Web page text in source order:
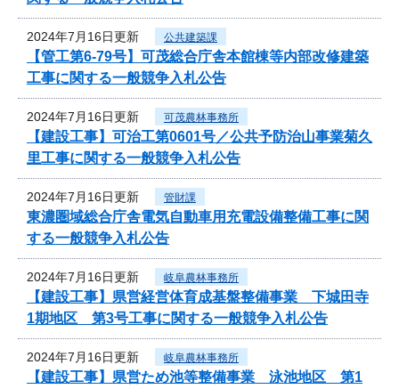
2024年7月16日更新 公共建築課
【管工第6-79号】可茂総合庁舎本館棟等内部改修建築
工事に関する一般競争入札公告
2024年7月16日更新 可茂農林事務所
【建設工事】可治工第0601号／公共予防治山事業菊久
里工事に関する一般競争入札公告
2024年7月16日更新 管財課
東濃圏域総合庁舎電気自動車用充電設備整備工事に関
する一般競争入札公告
2024年7月16日更新 岐阜農林事務所
【建設工事】県営経営体育成基盤整備事業 下城田寺
1期地区 第3号工事に関する一般競争入札公告
2024年7月16日更新 岐阜農林事務所
【建設工事】県営ため池等整備事業 泳池地区 第1